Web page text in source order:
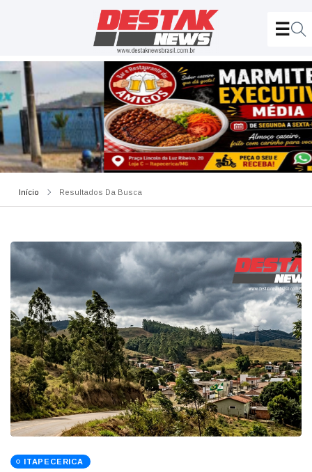
Início Resultados Da Busca
ITAPECERICA